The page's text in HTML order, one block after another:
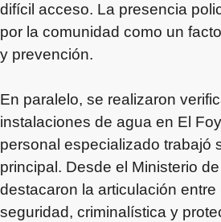
difícil acceso. La presencia
por la comunidad como un
y prevención.
En paralelo, se realizaron
instalaciones de agua en El
personal especializado trabajó
principal. Desde el Ministerio
destacaron la articulación entre
seguridad, criminalística y